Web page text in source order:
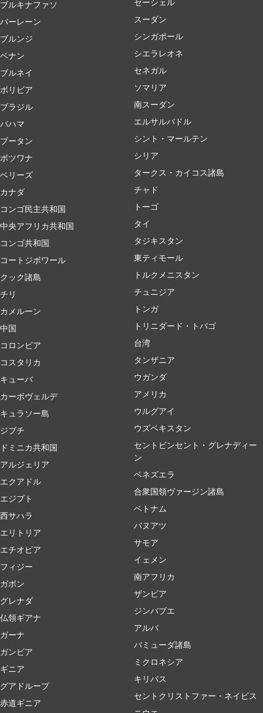
ブルキナファソ
バーレーン
ブルンジ
ベナン
ブルネイ
ボリビア
ブラジル
バハマ
ブータン
ボツワナ
ベリーズ
カナダ
コンゴ民主共和国
中央アフリカ共和国
コンゴ共和国
コートジボワール
クック諸島
チリ
カメルーン
中国
コロンビア
コスタリカ
キューバ
カーボヴェルデ
キュラソー島
ジブチ
ドミニカ共和国
アルジェリア
エクアドル
エジプト
西サハラ
エリトリア
エチオピア
フィジー
ガボン
グレナダ
仏領ギアナ
ガーナ
ガンビア
ギニア
グアドループ
赤道ギニア
セーシェル
スーダン
シンガポール
シエラレオネ
セネガル
ソマリア
南スーダン
エルサルバドル
シント・マールテン
シリア
タークス・カイコス諸島
チャド
トーゴ
タイ
タジキスタン
東ティモール
トルクメニスタン
チュニジア
トンガ
トリニダード・トバゴ
台湾
タンザニア
ウガンダ
アメリカ
ウルグアイ
ウズベキスタン
セントビンセント・グレナディー
ン
ベネズエラ
合衆国領ヴァージン諸島
ベトナム
バヌアツ
サモア
イェメン
南アフリカ
ザンビア
ジンバブエ
アルバ
バミューダ諸島
ミクロネシア
キリバス
セントクリストファー・ネイビス